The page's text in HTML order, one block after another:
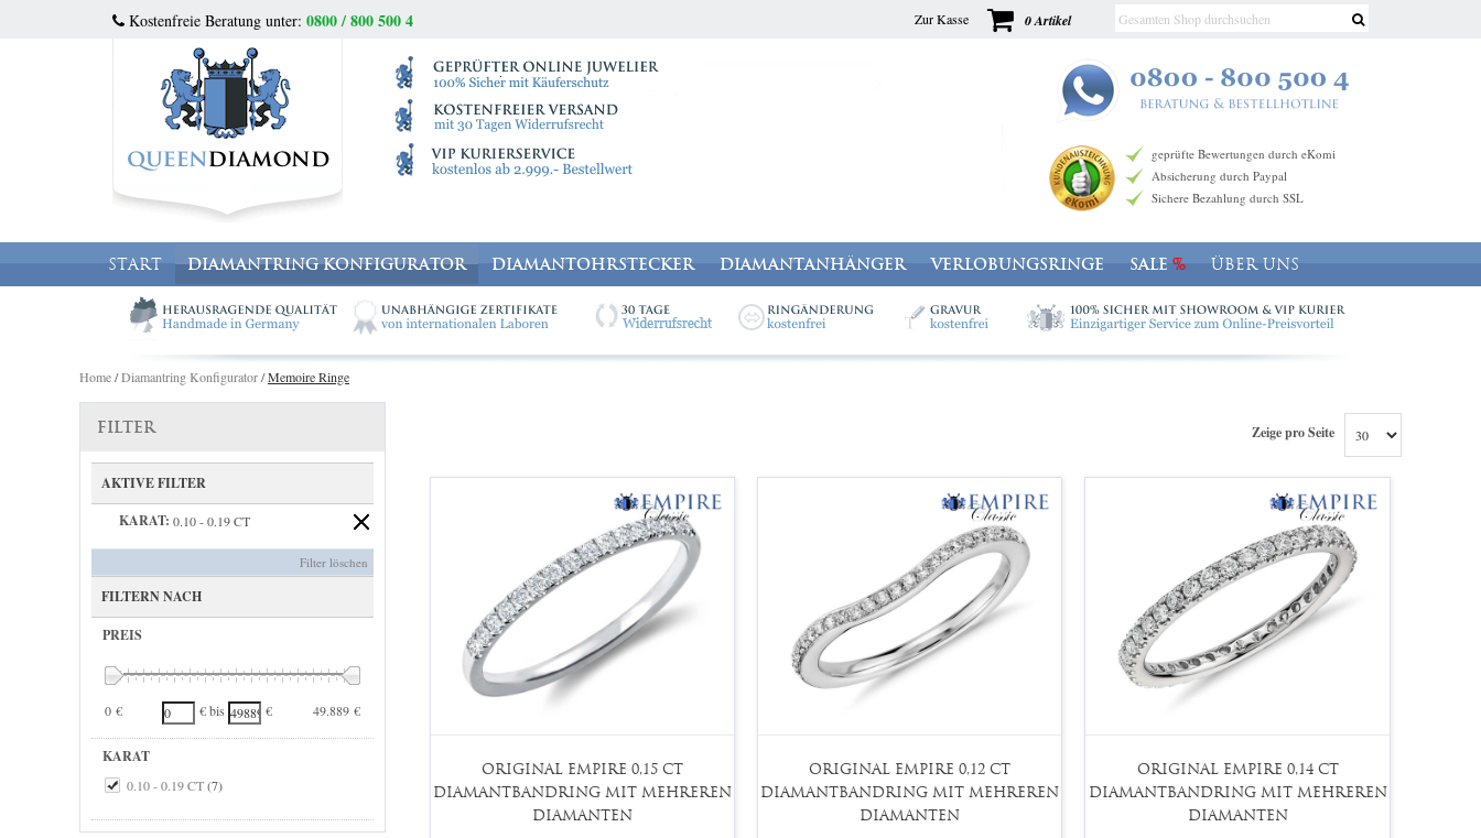
Kostenfreie Beratung unter: 0800 / 800 500 4 0 Artikel
Zur Kasse
geprüfte Bewertungen durch eKomi
Absicherung durch Paypal
Sichere Bezahlung durch SSL
START DIAMANTRING KONFIGURATOR DIAMANTOHRSTECKER DIAMANTANHÄNGER VERLOBUNGSRINGE SALE ÜBER UNS
Home/Diamantring Konfigurator/Memoire Ringe
FILTER
AKTIVE FILTER
KARAT: 0.10 - 0.19 CT
Filter löschen
FILTERN NACH
PREIS
0 € 49.889 €
€ bis €
KARAT
0.10 - 0.19 CT(7)
Zeige pro Seite
ORIGINAL EMPIRE 0,15 CT
DIAMANTBANDRING MIT MEHREREN
DIAMANTEN
ORIGINAL EMPIRE 0,12 CT
DIAMANTBANDRING MIT MEHREREN
DIAMANTEN
ORIGINAL EMPIRE 0,14 CT
DIAMANTBANDRING MIT MEHREREN
DIAMANTEN